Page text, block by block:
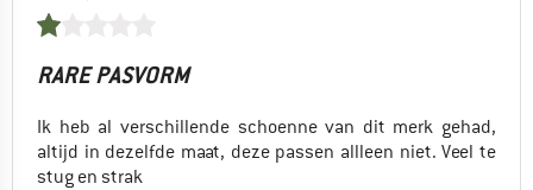
RARE PASVORM
Ik heb al verschillende schoenne van dit merk gehad,
altijd in dezelfde maat, deze passen allleen niet. Veel te
stug en strak